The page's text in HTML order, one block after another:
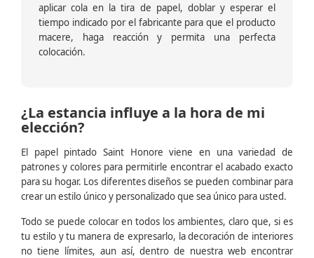
aplicar cola en la tira de papel, doblar y esperar el
tiempo indicado por el fabricante para que el producto
macere, haga reacción y permita una perfecta
colocación.
¿La estancia influye a la hora de mi
elección?
El papel pintado Saint Honore viene en una variedad de
patrones y colores para permitirle encontrar el acabado exacto
para su hogar. Los diferentes diseños se pueden combinar para
crear un estilo único y personalizado que sea único para usted.
Todo se puede colocar en todos los ambientes, claro que, si es
tu estilo y tu manera de expresarlo, la decoración de interiores
no tiene límites, aun así, dentro de nuestra web encontrar